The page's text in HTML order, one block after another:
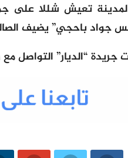
تعيش شللا على
جواد باحجي” يضيف
جريدة “الديار”